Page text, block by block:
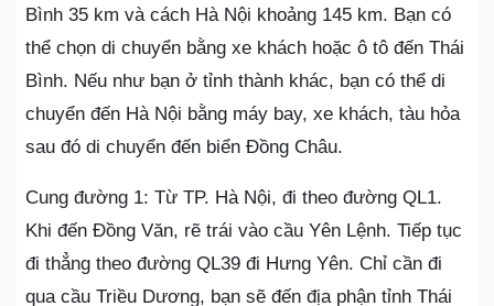
Bình 35 km và cách Hà Nội khoảng 145 km. Bạn có
thể chọn di chuyển bằng xe khách hoặc ô tô đến Thái
Bình. Nếu như bạn ở tỉnh thành khác, bạn có thể di
chuyển đến Hà Nội bằng máy bay, xe khách, tàu hỏa
sau đó di chuyển đến biển Đồng Châu.
Cung đường 1: Từ TP. Hà Nội, đi theo đường QL1.
Khi đến Đồng Văn, rẽ trái vào cầu Yên Lệnh. Tiếp tục
đi thẳng theo đường QL39 đi Hưng Yên. Chỉ cần đi
qua cầu Triều Dương, bạn sẽ đến địa phận tỉnh Thái